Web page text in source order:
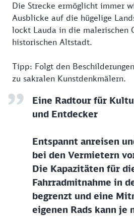
Die Strecke ermöglicht immer
Ausblicke auf die hügelige
lockt Lauda in die malerischen
historischen Altstadt.
Tipp: Folgt den
zu sakralen Kunstdenkmälern.
Eine Radtour für
und Entdecker
Entspannt anreisen
bei den Vermietern
Die Kapazitäten für
Fahrradmitnahme in
begrenzt und eine
eigenen Rads kann je